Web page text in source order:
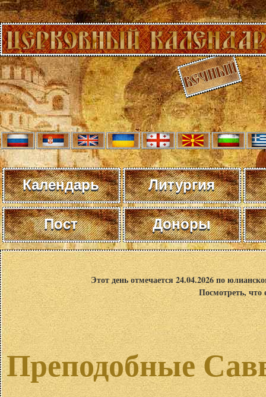
Календарь Литургия
Пост Доноры
Этот день отмечается 24.04.2026 по
Посмотреть,
Преподобные